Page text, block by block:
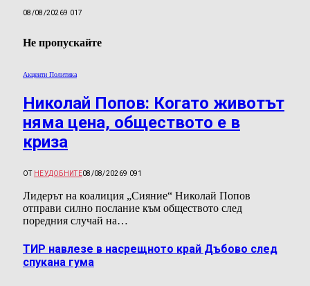
08/08/20269 017
Не пропускайте
Акценти Политика
Николай Попов: Когато животът
няма цена, обществото е в
криза
ОТ НЕУДОБНИТЕ08/08/20269 091
Лидерът на коалиция „Сияние“ Николай Попов
отправи силно послание към обществото след
поредния случай на…
ТИР навлезе в насрещното край Дъбово след
спукана гума